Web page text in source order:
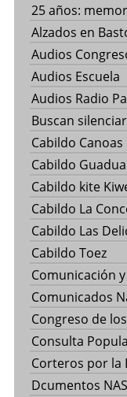
25 años:
Alzados en
Audios
Audios Escuela
Audios Radio
Buscan
Cabildo Canoas
Cabildo
Cabildo kite
Cabildo La
Cabildo Las
Cabildo Toez
Comunicación
Comunicados
Congreso de
Consulta
Corteros por la
Dcumentos